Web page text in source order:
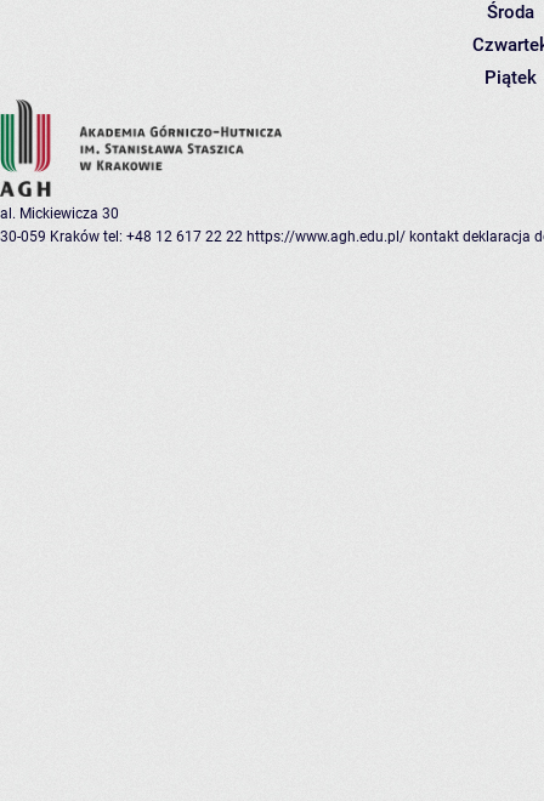
Środa
Piątek
al. Mickiewicza 30
30-059 Kraków tel: +48 12 617 22 22 https://www.agh.edu.pl/ kontakt deklaracja